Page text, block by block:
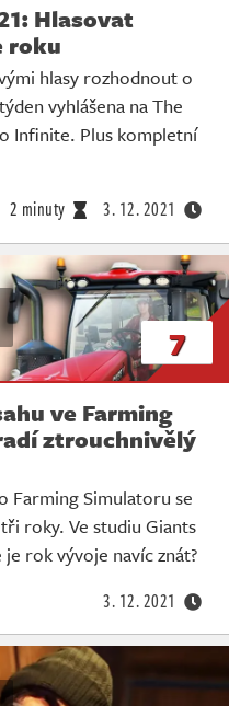
Hlasovat
roku
hlasy rozhodnout o
vyhlášena na The
Infinite. Plus kompletní
2 minuty 3. 12. 2021
7
ve Farming
ztrouchnivělý
Farming Simulatoru se
roky. Ve studiu Giants
rok vývoje navíc znát?
3. 12. 2021